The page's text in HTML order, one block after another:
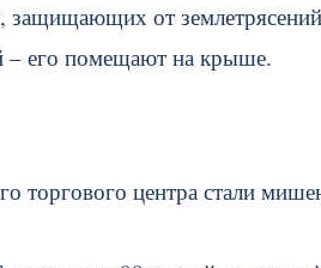
защищающих от
– его помещают на крыше.
торгового центра стали